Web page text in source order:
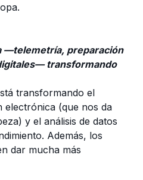
—telemetría, preparación
transformando
transformando el
(que nos da
y el análisis de datos
Además, los
dar mucha más